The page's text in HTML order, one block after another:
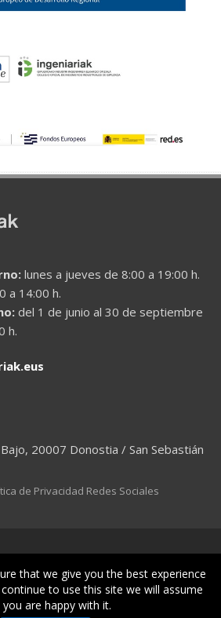
lunes a jueves de 8:00 a 19:00 h.
a 14:00 h.
del 1 de junio al 30 de septiembre
h.
20007 Donostia / San Sebastián
de Privacidad Redes Sociales
Elkargo Ofiziala - Colegio
that we give you the best experience
to use this site we will assume
are happy with it.